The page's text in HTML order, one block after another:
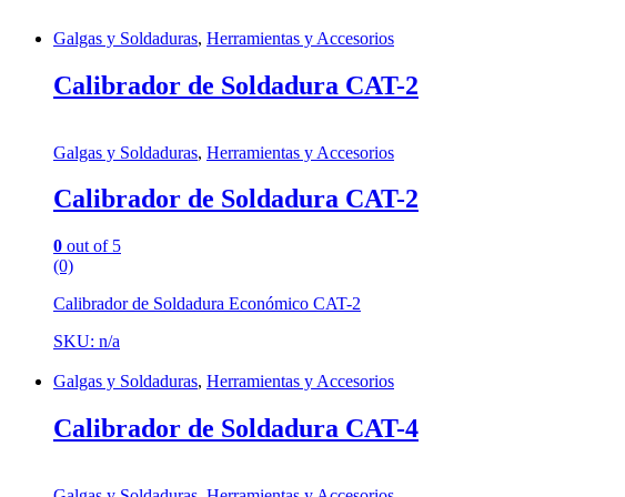
Galgas y Soldaduras, Herramientas y Accesorios
Calibrador de Soldadura CAT-2
Galgas y Soldaduras, Herramientas y Accesorios
Calibrador de Soldadura CAT-2
0 out of 5
(0)
Calibrador de Soldadura Económico CAT-2
SKU: n/a
Galgas y Soldaduras, Herramientas y Accesorios
Calibrador de Soldadura CAT-4